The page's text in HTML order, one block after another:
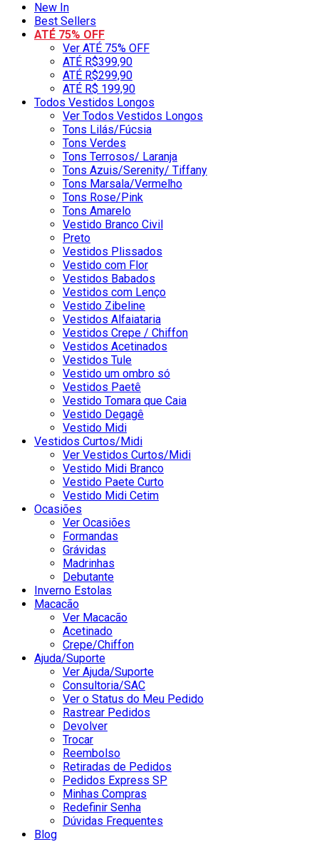
New In
Best Sellers
ATÉ 75% OFF
Ver ATÉ 75% OFF
ATÉ R$399,90
ATÉ R$299,90
ATÉ R$ 199,90
Todos Vestidos Longos
Ver Todos Vestidos Longos
Tons Lilás/Fúcsia
Tons Verdes
Tons Terrosos/ Laranja
Tons Azuis/Serenity/ Tiffany
Tons Marsala/Vermelho
Tons Rose/Pink
Tons Amarelo
Vestido Branco Civil
Preto
Vestidos Plissados
Vestido com Flor
Vestidos Babados
Vestidos com Lenço
Vestido Zibeline
Vestidos Alfaiataria
Vestidos Crepe / Chiffon
Vestidos Acetinados
Vestidos Tule
Vestido um ombro só
Vestidos Paetê
Vestido Tomara que Caia
Vestido Degagê
Vestido Midi
Vestidos Curtos/Midi
Ver Vestidos Curtos/Midi
Vestido Midi Branco
Vestido Paete Curto
Vestido Midi Cetim
Ocasiões
Ver Ocasiões
Formandas
Grávidas
Madrinhas
Debutante
Inverno Estolas
Macacão
Ver Macacão
Acetinado
Crepe/Chiffon
Ajuda/Suporte
Ver Ajuda/Suporte
Consultoria/SAC
Ver o Status do Meu Pedido
Rastrear Pedidos
Devolver
Trocar
Reembolso
Retiradas de Pedidos
Pedidos Express SP
Minhas Compras
Redefinir Senha
Dúvidas Frequentes
Blog